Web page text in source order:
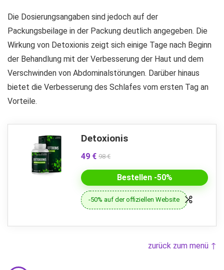
Die Dosierungsangaben sind jedoch auf der
Packungsbeilage in der Packung deutlich angegeben. Die
Wirkung von Detoxionis zeigt sich einige Tage nach Beginn
der Behandlung mit der Verbesserung der Haut und dem
Verschwinden von Abdominalstörungen. Darüber hinaus
bietet die Verbesserung des Schlafes vom ersten Tag an
Vorteile.
Detoxionis
49 € 98 €
Bestellen -50%
-50% auf der offiziellen Website
zurück zum menü ↑